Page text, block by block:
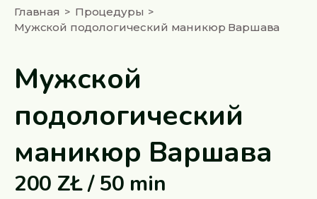
Главная
Процедуры
Мужской подологический маникюр Варшава
Мужской
подологический
маникюр Варшава
200 ZŁ / 50 min